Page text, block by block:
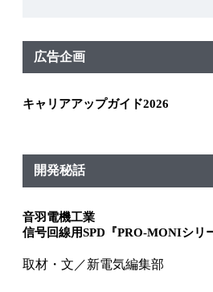
広告企画
キャリアアップガイド2026
開発秘話
音羽電機工業
信号回線用SPD『PRO-MONIシリ
取材・文／新電気編集部